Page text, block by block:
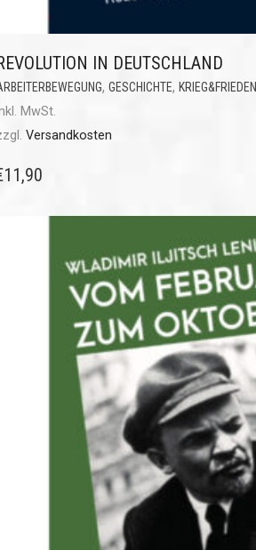
IN DEUTSCHLAND
, GESCHICHTE, KRIEG&FRIEDEN
MwSt.
Versandkosten
11,90